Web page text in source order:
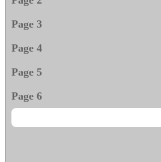
Page 3
Page 4
Page 5
Page 6